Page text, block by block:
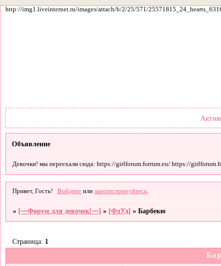
http://img1.liveinternet.ru/images/attach/b/2/25/571/
Объявление
Девочки! мы переехали сюда: https://girlforum.forrum.eu/ https://
Привет, Гость! Войдите илизарегистрируйтесь
» [~~Форум для девочек!~~] » [ФлУд] »Барбекю
Страница: 1